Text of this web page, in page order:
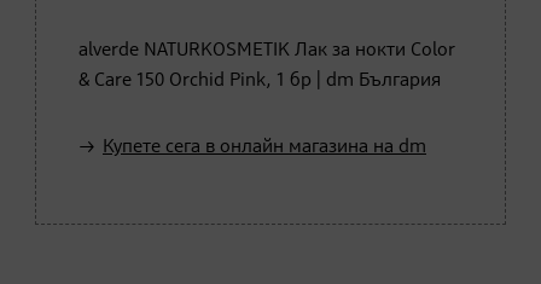
alverde NATURKOSMETIK Лак за нокти Color
& Care 150 Orchid Pink, 1 бр | dm България
Купете сега в онлайн магазина на dm